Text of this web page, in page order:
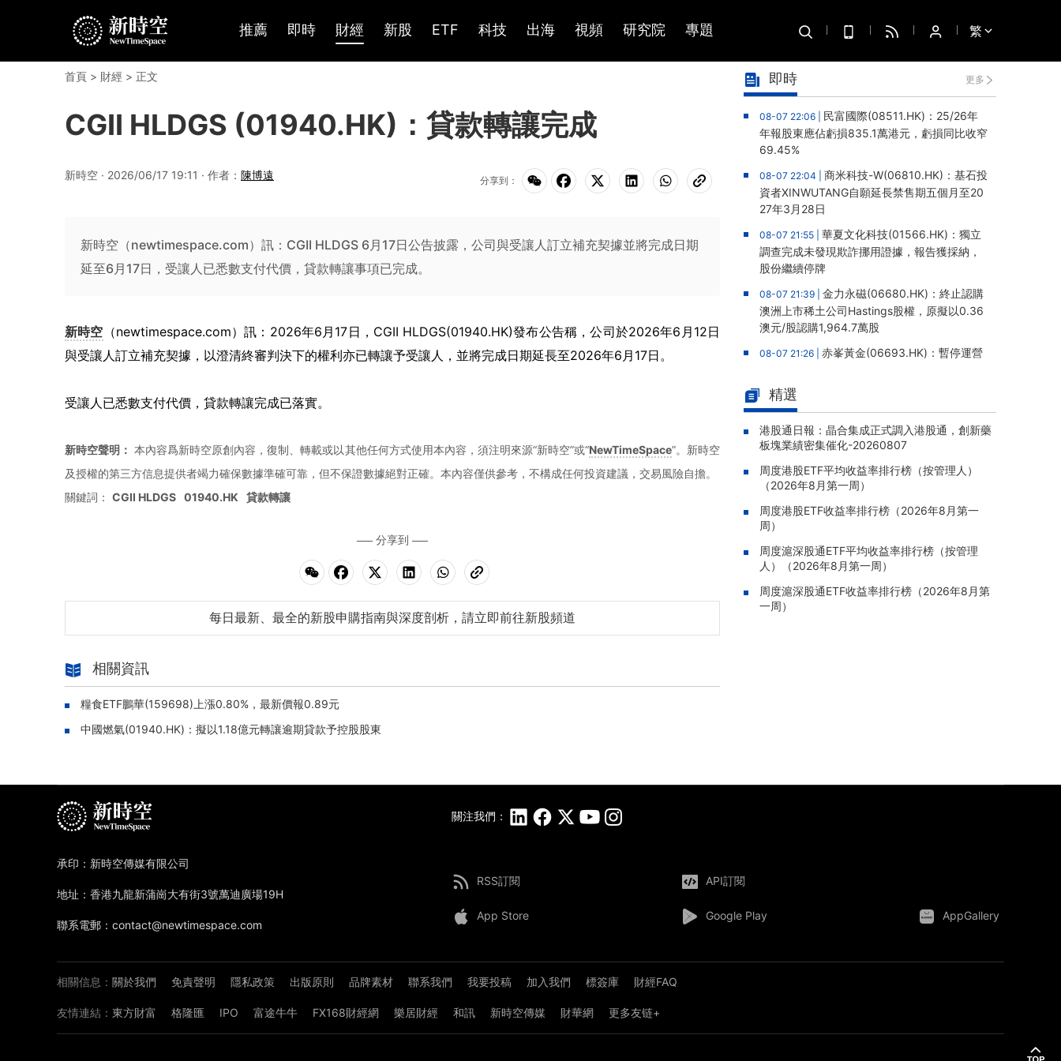
推薦 即時 財經 新股 ETF 科技 出海 視頻 研究院 專題 繁
首頁 > 財經 > 正文
CGII HLDGS (01940.HK)：貸款轉讓完成
新時空 · 2026/06/17 19:11 · 作者： 陳博遠 分享到：
新時空（newtimespace.com）訊：CGII HLDGS 6月17日公告披露，公司與受讓人訂立補充契據並將完成日期
延至6月17日，受讓人已悉數支付代價，貸款轉讓事項已完成。
新時空 （newtimespace.com）訊：2026年6月17日，CGII HLDGS(01940.HK)發布公告稱，公司於2026年6月12日
與受讓人訂立補充契據，以澄清終審判決下的權利亦已轉讓予受讓人，並將完成日期延長至2026年6月17日。
受讓人已悉數支付代價，貸款轉讓完成已落實。
新時空聲明： 本內容爲新時空原創內容，復制、轉載或以其他任何方式使用本內容，須注明來源“新時空”或“NewTimeSpace”。新時空
及授權的第三方信息提供者竭力確保數據準確可靠，但不保證數據絕對正確。本內容僅供參考，不構成任何投資建議，交易風險自擔。
關鍵詞： CGII HLDGS 01940.HK 貸款轉讓
分享到
每日最新、最全的新股申購指南與深度剖析，請立即前往新股頻道
相關資訊
糧食ETF鵬華(159698)上漲0.80%，最新價報0.89元
中國燃氣(01940.HK)：擬以1.18億元轉讓逾期貸款予控股股東
即時 更多
08-07 22:06 | 民富國際(08511.HK)：25/26年
年報股東應佔虧損835.1萬港元，虧損同比收窄
69.45%
08-07 22:04 | 商米科技-W(06810.HK)：基石投
資者XINWUTANG自願延長禁售期五個月至20
27年3月28日
08-07 21:55 | 華夏文化科技(01566.HK)：獨立
調查完成未發現欺詐挪用證據，報告獲採納，
股份繼續停牌
08-07 21:39 | 金力永磁(06680.HK)：終止認購
澳洲上市稀土公司Hastings股權，原擬以0.36
澳元/股認購1,964.7萬股
08-07 21:26 | 赤峯黃金(06693.HK)：暫停運營
人民幣5,406萬元
08-07 20:07 |靈寶黃金(03330.HK)：新疆哈巴
河勘查取得重大進展，保有金金屬量由13.20噸
躍升至53.94噸
08-07 20:04 |迅策(03317.HK)：與天合算力訂
立戰略合作備忘，共探能源垂類大模型與Toke
n工廠商業化
08-07 20:02 |
中國泛半導體IMSS市場排名第三
08-07 19:47 | 浙能邁領綠航二次遞表港交所，爲
全球領先的綠色航運設備和系統提供商
08-07 19:09 |
精選
港股通日報：晶合集成正式調入港股通，創新藥
板塊業績密集催化-20260807
周度港股ETF平均收益率排行榜（按管理人）
（2026年8月第一周）
周度港股ETF收益率排行榜（2026年8月第一
周）
周度滬深股通ETF平均收益率排行榜（按管理
人）（2026年8月第一周）
周度滬深股通ETF收益率排行榜（2026年8月第
一周）
關注我們：
RSS訂閱 API訂閱
App Store Google Play AppGallery
相關信息： 關於我們 免責聲明 隱私政策 出版原則 品牌素材 聯系我們 我要投稿 加入我們 標簽庫 財經FAQ
友情連結： 東方財富 格隆匯 IPO 富途牛牛 FX168財經網 樂居財經 和訊 新時空傳媒 財華網 更多友链+
承印：新時空傳媒有限公司
地址：香港九龍新蒲崗大有街3號萬迪廣場19H
聯系電郵：contact@newtimespace.com